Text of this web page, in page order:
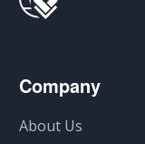
Company
About Us